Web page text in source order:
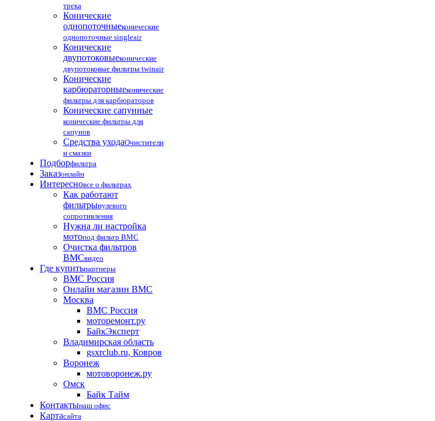
трека
Конические
однопоточныеконические
однопоточные singleair
Конические
двупотоковыеконические
двупотоковые фильтры twinair
Конические
карбюраторныеконические
фильтры для карбюраторов
Конические сапунные
конические фильтры для
сапунов
Средства уходаОчистители
и смазки
Подборфильтра
Заказонлайн
Интересновсе о фильтрах
Как работают
фильтрынулевого
сопротивления
Нужна ли настройка
мотопод фильтр BMC
Очистка фильтров
BMCвидео
Где купитьпартнеры
BMC Россия
Онлайн магазин BMC
Москва
BMC Россия
моторемонт.ру
БайкЭксперт
Владимирская область
gsxrclub.ru, Ковров
Воронеж
мотоворонеж.ру
Омск
Байк Тайм
Контактынаш офис
Картасайта